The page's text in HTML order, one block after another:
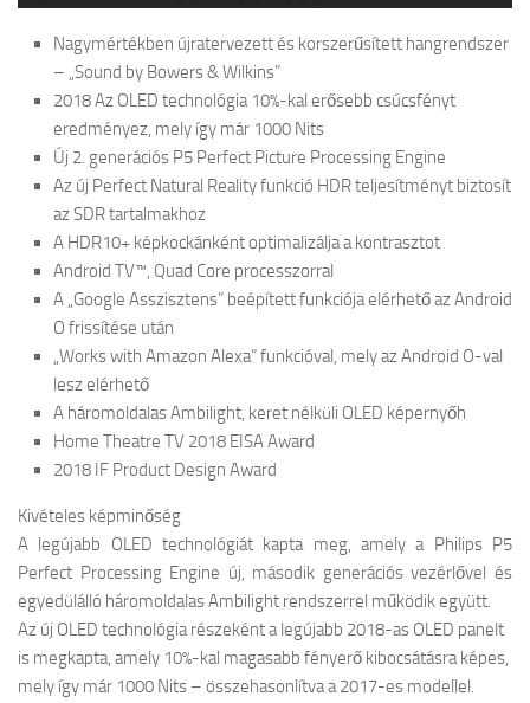
Nagymértékben újratervezett és korszerűsített hangrendszer
– „Sound by Bowers & Wilkins”
2018 Az OLED technológia 10%-kal erősebb csúcsfényt
eredményez, mely így már 1000 Nits
Új 2. generációs P5 Perfect Picture Processing Engine
Az új Perfect Natural Reality funkció HDR teljesítményt biztosít
az SDR tartalmakhoz
A HDR10+ képkockánként optimalizálja a kontrasztot
Android TV™, Quad Core processzorral
A „Google Asszisztens” beépített funkciója elérhető az Android
O frissítése után
„Works with Amazon Alexa” funkcióval, mely az Android O-val
lesz elérhető
A háromoldalas Ambilight, keret nélküli OLED képernyőh
Home Theatre TV 2018 EISA Award
2018 IF Product Design Award
Kivételes képminőség
A legújabb OLED technológiát kapta meg, amely a Philips P5
Perfect Processing Engine új, második generációs vezérlővel és
egyedülálló háromoldalas Ambilight rendszerrel működik együtt.
Az új OLED technológia részeként a legújabb 2018-as OLED panelt
is megkapta, amely 10%-kal magasabb fényerő kibocsátásra képes,
mely így már 1000 Nits – összehasonlítva a 2017-es modellel.